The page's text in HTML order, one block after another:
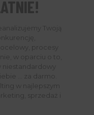
Twoją
procesy
w oparciu o to,
... za darmo.
w najlepszym
sprzedaż i